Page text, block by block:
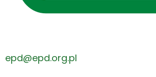
epd@epd.org.pl